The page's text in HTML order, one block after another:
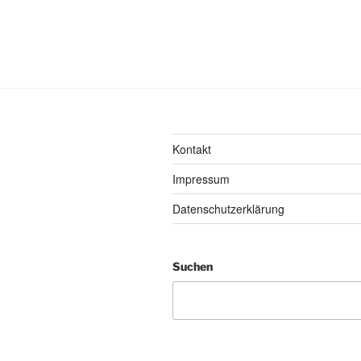
Kontakt
Impressum
Datenschutzerklärung
Suchen